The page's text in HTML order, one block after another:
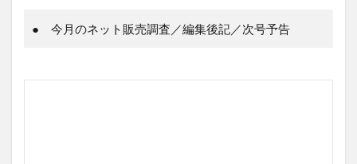
● 今月のネット販売調査／編集後記／次号予告